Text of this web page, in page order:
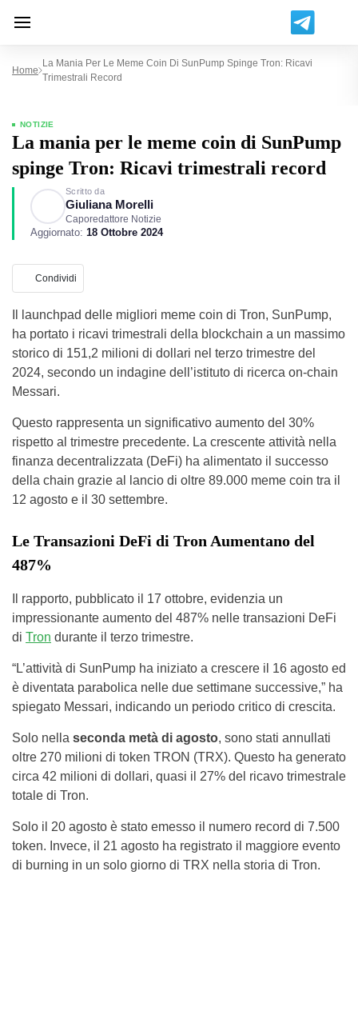
Home
La Mania Per Le Meme Coin Di SunPump Spinge Tron: Ricavi
Trimestrali Record
NOTIZIE
La mania per le meme coin di SunPump
spinge Tron: Ricavi trimestrali record
Scritto da
Giuliana Morelli
Caporedattore Notizie
Aggiornato: 18 Ottobre 2024
Condividi
Il launchpad delle migliori meme coin di Tron, SunPump,
ha portato i ricavi trimestrali della blockchain a un massimo
storico di 151,2 milioni di dollari nel terzo trimestre del
2024, secondo un indagine dell’istituto di ricerca on-chain
Messari.
Questo rappresenta un significativo aumento del 30%
rispetto al trimestre precedente. La crescente attività nella
finanza decentralizzata (DeFi) ha alimentato il successo
della chain grazie al lancio di oltre 89.000 meme coin tra il
12 agosto e il 30 settembre.
Le Transazioni DeFi di Tron Aumentano del
487%
Il rapporto, pubblicato il 17 ottobre, evidenzia un
impressionante aumento del 487% nelle transazioni DeFi
di Tron durante il terzo trimestre.
“L’attività di SunPump ha iniziato a crescere il 16 agosto ed
è diventata parabolica nelle due settimane successive,” ha
spiegato Messari, indicando un periodo critico di crescita.
Solo nella seconda metà di agosto, sono stati annullati
oltre 270 milioni di token TRON (TRX). Questo ha generato
circa 42 milioni di dollari, quasi il 27% del ricavo trimestrale
totale di Tron.
Solo il 20 agosto è stato emesso il numero record di 7.500
token. Invece, il 21 agosto ha registrato il maggiore evento
di burning in un solo giorno di TRX nella storia di Tron.